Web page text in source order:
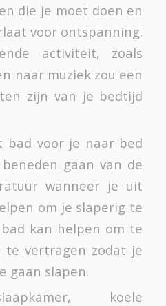
die je moet doen en
voor ontspanning.
activiteit, zoals
naar muziek zou een
zijn van je bedtijd
bad voor je naar bed
gaan van de
wanneer je uit
om je slaperig te
kan helpen om te
te vertragen zodat je
gaan slapen.
koele